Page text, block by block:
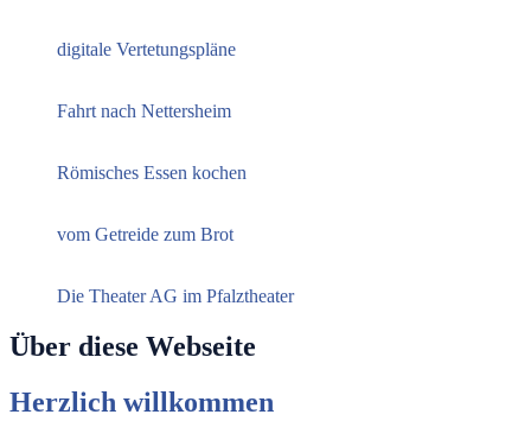
digitale Vertetungspläne
Fahrt nach Nettersheim
Römisches Essen kochen
vom Getreide zum Brot
Die Theater AG im Pfalztheater
Über diese Webseite
Herzlich willkommen